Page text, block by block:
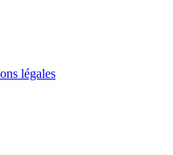
légales